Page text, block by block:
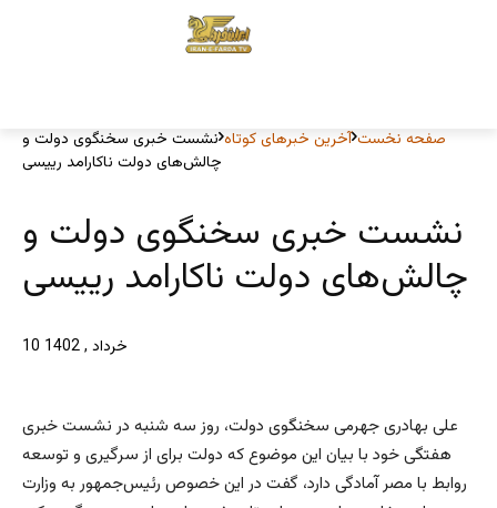
صفحه نخست آخرین خبرهای کوتاه نشست خبری سخنگوی دولت و
چالش‌های دولت ناکارامد رییسی
نشست خبری سخنگوی دولت و
چالش‌های دولت ناکارامد رییسی
10 خرداد , 1402
علی بهادری جهرمی سخنگوی دولت، روز سه شنبه در نشست خبری
هفتگی خود با بیان این موضوع که دولت برای از سرگیری و توسعه
روابط با مصر آمادگی دارد، گفت در این خصوص رئیس‌جمهور به وزارت